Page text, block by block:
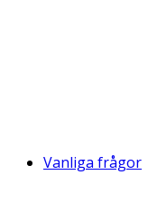
Vanliga frågor